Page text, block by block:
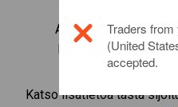
Aloita instrumentin
pienimmällä
toteutuksella,
Katso lisätietoa tästä
Traders
(United
accepted.